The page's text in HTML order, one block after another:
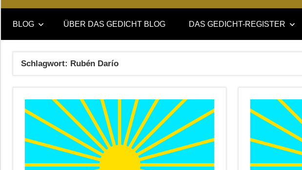
DAS
GEDICHT
blog
DAS
GEDICHT.
Zeitschrift
BLOG ÜBER DAS GEDICHT BLOG DAS GEDICHT-REGISTER
Schlagwort: Rubén Darío